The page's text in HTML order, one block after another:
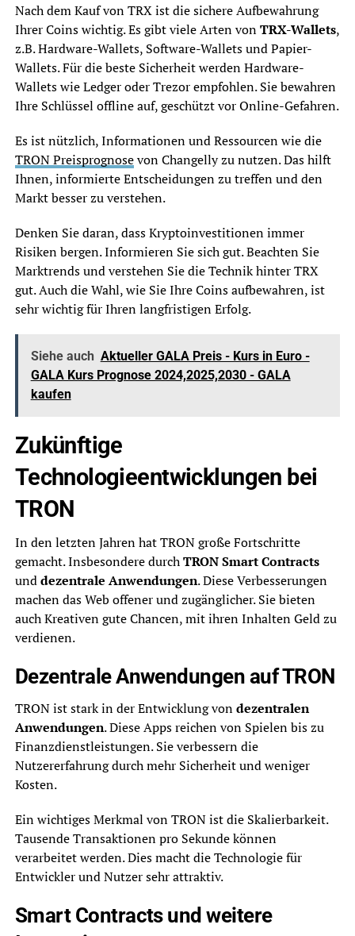
Nach dem Kauf von TRX ist die sichere Aufbewahrung
Ihrer Coins wichtig. Es gibt viele Arten vonTRX-Wallets,
z.B. Hardware-Wallets, Software-Wallets und Papier-
Wallets. Für die beste Sicherheit werden Hardware-
Wallets wie Ledger oder Trezor empfohlen. Sie bewahren
Ihre Schlüssel offline auf, geschützt vor Online-Gefahren.
Es ist nützlich, Informationen und Ressourcen wie die
TRON Preisprognosevon Changelly zu nutzen. Das hilft
Ihnen, informierte Entscheidungen zu treffen und den
Markt besser zu verstehen.
Denken Sie daran, dass Kryptoinvestitionen immer
Risiken bergen. Informieren Sie sich gut. Beachten Sie
Marktrends und verstehen Sie die Technik hinter TRX
gut. Auch die Wahl, wie Sie Ihre Coins aufbewahren, ist
sehr wichtig für Ihren langfristigen Erfolg.
Siehe auch Aktueller GALA Preis - Kurs in Euro -
GALA Kurs Prognose 2024,2025,2030 - GALA
kaufen
Zukünftige
Technologieentwicklungen bei
TRON
In den letzten Jahren hat TRON große Fortschritte
gemacht. Insbesondere durchTRON Smart Contracts
unddezentrale Anwendungen. Diese Verbesserungen
machen das Web offener und zugänglicher. Sie bieten
auch Kreativen gute Chancen, mit ihren Inhalten Geld zu
verdienen.
Dezentrale Anwendungen auf TRON
TRON ist stark in der Entwicklung vondezentralen
Anwendungen. Diese Apps reichen von Spielen bis zu
Finanzdienstleistungen. Sie verbessern die
Nutzererfahrung durch mehr Sicherheit und weniger
Kosten.
Ein wichtiges Merkmal von TRON ist die Skalierbarkeit.
Tausende Transaktionen pro Sekunde können
verarbeitet werden. Dies macht die Technologie für
Entwickler und Nutzer sehr attraktiv.
Smart Contracts und weitere